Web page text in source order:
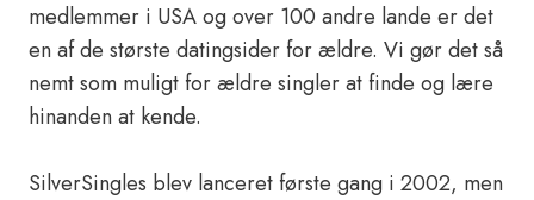
medlemmer i USA og over 100 andre lande er det
en af de største datingsider for ældre. Vi gør det så
nemt som muligt for ældre singler at finde og lære
hinanden at kende.
SilverSingles blev lanceret første gang i 2002, men